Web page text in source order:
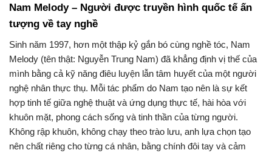
Nam Melody – Người được truyền hình quốc tế ấn
tượng về tay nghề
Sinh năm 1997, hơn một thập kỷ gắn bó cùng nghề tóc, Nam
Melody (tên thật: Nguyễn Trung Nam) đã khẳng định vị thế của
mình bằng cả kỹ năng điêu luyện lẫn tâm huyết của một người
nghệ nhân thực thụ. Mỗi tác phẩm do Nam tạo nên là sự kết
hợp tinh tế giữa nghệ thuật và ứng dụng thực tế, hài hòa với
khuôn mặt, phong cách sống và tinh thần của từng người.
Không rập khuôn, không chạy theo trào lưu, anh lựa chọn tạo
nên chất riêng cho từng cá nhân, bằng chính đôi tay và cảm